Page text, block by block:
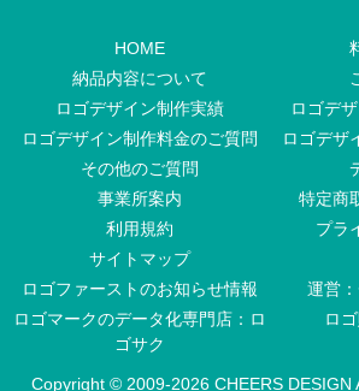
HOME
納品内容について
ロゴデザイン制作実績
ロゴデ
ロゴデザイン制作料金のご質問
ロゴデザ
その他のご質問
事業所案内
特定商
利用規約
プラ
サイトマップ
ロゴファーストのお知らせ情報
運営
ロゴマークのデータ化専門店：ロ
ゴサク
ロ
Copyright © 2009-2026 CHEERS DESIGN